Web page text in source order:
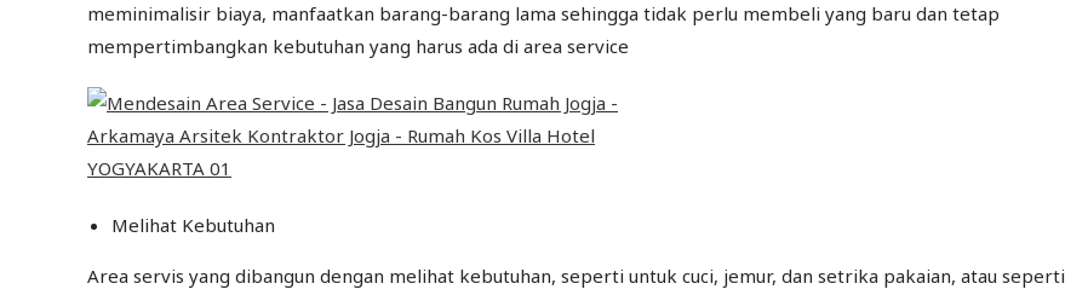
meminimalisir biaya, manfaatkan barang-barang lama sehingga tidak perlu membeli yang baru dan tetap
mempertimbangkan kebutuhan yang harus ada di area service
Melihat Kebutuhan
Area servis yang dibangun dengan melihat kebutuhan, seperti untuk cuci, jemur, dan setrika pakaian, atau seperti